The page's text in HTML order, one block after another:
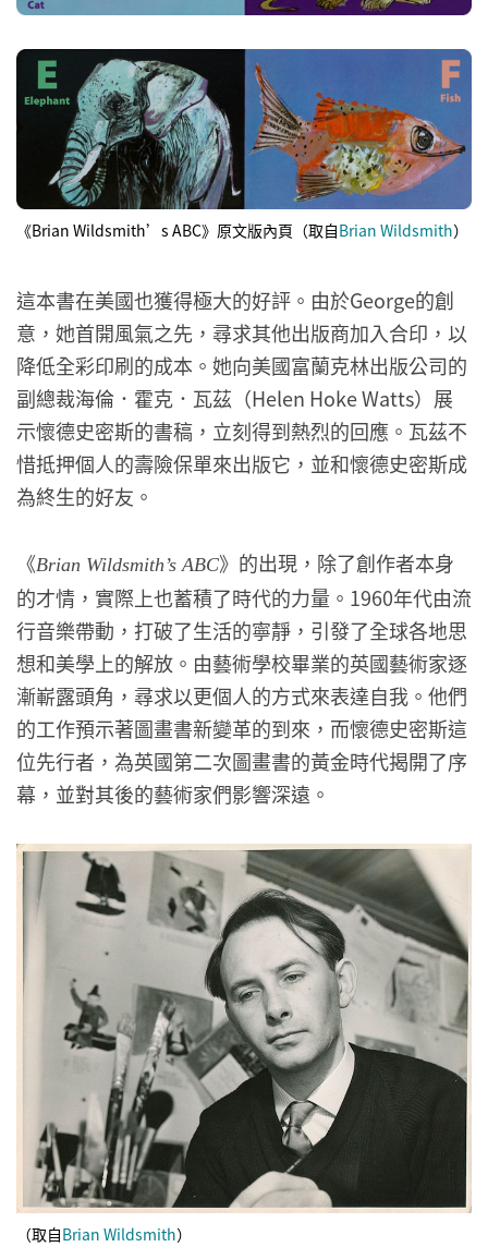
《Brian Wildsmith’s ABC》原文版內頁（取自Brian Wildsmith）
這本書在美國也獲得極大的好評。由於George的創
意，她首開風氣之先，尋求其他出版商加入合印，以
降低全彩印刷的成本。她向美國富蘭克林出版公司的
副總裁海倫．霍克．瓦茲（Helen Hoke Watts）展
示懷德史密斯的書稿，立刻得到熱烈的回應。瓦茲不
惜抵押個人的壽險保單來出版它，並和懷德史密斯成
為終生的好友。
《Brian Wildsmith’s ABC》的出現，除了創作者本身
的才情，實際上也蓄積了時代的力量。1960年代由流
行音樂帶動，打破了生活的寧靜，引發了全球各地思
想和美學上的解放。由藝術學校畢業的英國藝術家逐
漸嶄露頭角，尋求以更個人的方式來表達自我。他們
的工作預示著圖畫書新變革的到來，而懷德史密斯這
位先行者，為英國第二次圖畫書的黃金時代揭開了序
幕，並對其後的藝術家們影響深遠。
（取自Brian Wildsmith）